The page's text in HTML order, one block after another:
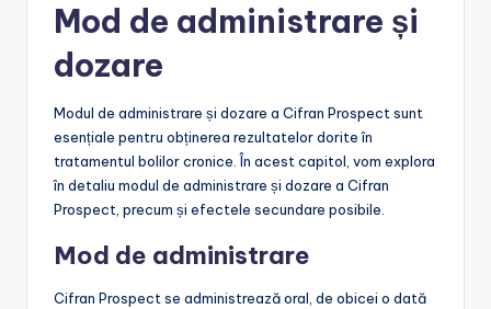
Mod de administrare și
dozare
Modul de administrare și dozare a Cifran Prospect sunt
esențiale pentru obținerea rezultatelor dorite în
tratamentul bolilor cronice. În acest capitol, vom explora
în detaliu modul de administrare și dozare a Cifran
Prospect, precum și efectele secundare posibile.
Mod de administrare
Cifran Prospect se administrează oral, de obicei o dată